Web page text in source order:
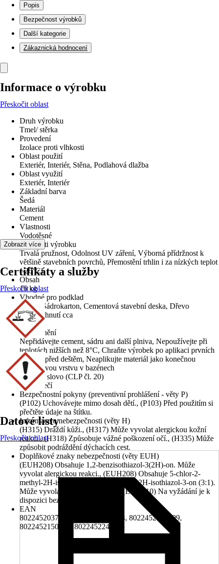
Popis
Bezpečnost výrobků
Další kategorie
Zákaznická hodnocení
Informace o výrobku
Přeskočit oblast
Druh výrobku
Tmel/ stěrka
Provedení
Izolace proti vlhkosti
Oblast použití
Exteriér, Interiér, Stěna, Podlahová dlažba
Oblast využití
Exteriér, Interiér
Základní barva
Šedá
Materiál
Cement
Vlastnosti
Vodotěsné
Přednosti výrobku
Trvalá pružnost, Odolnost UV záření, Výborná přídržnost k
většině stavebních povrchů, Přemostění trhlin i za nízkých teplot
(-20°C)
Obsah
16 kg
Vhodné pro podklad
Beton, Sádrokarton, Cementová stavební deska, Dřevo
Doba schnutí cca
5 h
Upozornění
Nepřidávejte cement, sádru ani další plniva, Nepoužívejte při
teplotách nižších než 8°C, Chraňte výrobek po aplikaci prvních
24 hod. před deštěm, Neaplikujte materiál jako konečnou
povrchovou vrstvu v bazénech
Signální slovo (CLP čl. 20)
Nebezpečí
Bezpečnostní pokyny (preventivní prohlášení - věty P)
(P102) Uchovávejte mimo dosah dětí., (P103) Před použitím si
přečtěte údaje na štítku.
Informace o nebezpečnosti (věty H)
(H315) Dráždí kůži., (H317) Může vyvolat alergickou kožní
reakci., (H318) Způsobuje vážné poškození očí., (H335) Může
způsobit podráždění dýchacích cest.
Doplňkové znaky nebezpečnosti (věty EUH)
(EUH208) Obsahuje 1,2-benzisothiazol-3(2H)-on. Může
vyvolat alergickou reakci., (EUH208) Obsahuje 5-chlor-2-
methyl-2H-isothiazol-3-on a 2-methyl-2H-isothiazol-3-on (3:1).
Může vyvolat alergickou reakci., (EUH210) Na vyžádání je k
dispozici bezpečnostní list.
EAN
8022452037047, 8022452048364, 8022452055799,
8022452150906, 8022452248115
Zobrazit více
Certifikáty a služby
Přeskočit oblast
Datové listy
Přeskočit oblast